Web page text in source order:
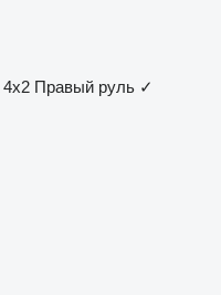
4x2 Правый руль ✓